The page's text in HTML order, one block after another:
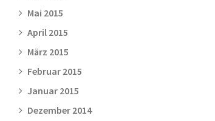
Mai 2015
April 2015
März 2015
Februar 2015
Januar 2015
Dezember 2014